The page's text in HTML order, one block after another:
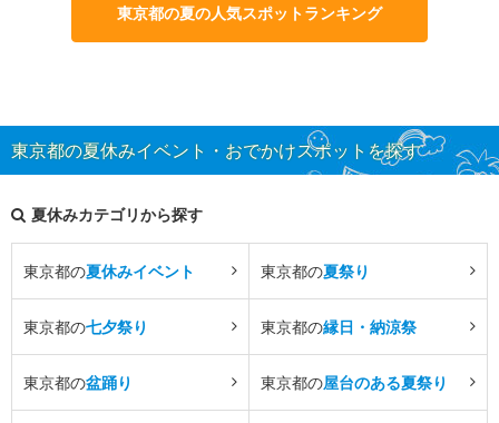
東京都の夏の人気スポットランキング
東京都の夏休みイベント・おでかけスポットを探す
夏休みカテゴリから探す
東京都の夏休みイベント 東京都の夏祭り
東京都の七夕祭り 東京都の縁日・納涼祭
東京都の盆踊り 東京都の屋台のある夏祭り